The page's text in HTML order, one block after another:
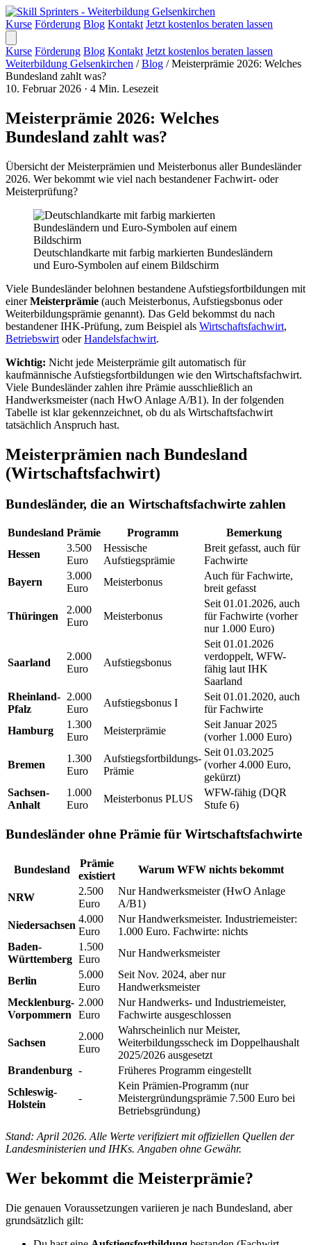
Kurse Förderung Blog Kontakt Jetzt kostenlos beraten lassen
Kurse Förderung Blog Kontakt Jetzt kostenlos beraten lassen
Weiterbildung Gelsenkirchen / Blog / Meisterprämie 2026: Welches
Bundesland zahlt was?
10. Februar 2026 · 4 Min. Lesezeit
Meisterprämie 2026: Welches
Bundesland zahlt was?
Übersicht der Meisterprämien und Meisterbonus aller Bundesländer
2026. Wer bekommt wie viel nach bestandener Fachwirt- oder
Meisterprüfung?
Deutschlandkarte mit farbig markierten Bundesländern
und Euro-Symbolen auf einem Bildschirm
Viele Bundesländer belohnen bestandene Aufstiegsfortbildungen mit
einerMeisterprämie (auch Meisterbonus, Aufstiegsbonus oder
Weiterbildungsprämie genannt). Das Geld bekommst du nach
bestandener IHK-Prüfung, zum Beispiel als Wirtschaftsfachwirt,
Betriebswirt oderHandelsfachwirt.
Wichtig: Nicht jede Meisterprämie gilt automatisch für
kaufmännische Aufstiegsfortbildungen wie den Wirtschaftsfachwirt.
Viele Bundesländer zahlen ihre Prämie ausschließlich an
Handwerksmeister (nach HwO Anlage A/B1). In der folgenden
Tabelle ist klar gekennzeichnet, ob du als Wirtschaftsfachwirt
tatsächlich Anspruch hast.
Meisterprämien nach Bundesland
(Wirtschaftsfachwirt)
Bundesländer, die an Wirtschaftsfachwirte zahlen
Bundesland Prämie Programm
Bemerkung
Hessen
3.500
Euro
Hessische
Aufstiegsprämie
Breit gefasst, auch für
Fachwirte
Bayern
3.000
Euro
Meisterbonus
Auch für Fachwirte,
breit gefasst
Thüringen
2.000
Euro
Meisterbonus
Seit 01.01.2026, auch
für Fachwirte (vorher
nur 1.000 Euro)
Saarland
2.000
Euro
Aufstiegsbonus
Seit 01.01.2026
verdoppelt, WFW-
fähig laut IHK
Saarland
Rheinland-
Pfalz
2.000
Euro
Aufstiegsbonus I
Seit 01.01.2020, auch
für Fachwirte
Hamburg
1.300
Euro
Meisterprämie
Seit Januar 2025
(vorher 1.000 Euro)
Bremen
1.300
Euro
Aufstiegsfortbildungs-
Prämie
Seit 01.03.2025
(vorher 4.000 Euro,
gekürzt)
Sachsen-
Anhalt
1.000
Euro
Meisterbonus PLUS
WFW-fähig (DQR
Stufe 6)
Bundesländer ohne Prämie für Wirtschaftsfachwirte
Bundesland
Prämie
existiert
Warum WFW nichts bekommt
NRW
2.500
Euro
Nur Handwerksmeister (HwO Anlage
A/B1)
Niedersachsen
4.000
Euro
Nur Handwerksmeister. Industriemeister:
1.000 Euro. Fachwirte: nichts
Baden-
Württemberg
1.500
Euro
Nur Handwerksmeister
Berlin
5.000
Euro
Seit Nov. 2024, aber nur
Handwerksmeister
Mecklenburg-
Vorpommern
2.000
Euro
Nur Handwerks- und Industriemeister,
Fachwirte ausgeschlossen
Sachsen
2.000
Euro
Wahrscheinlich nur Meister,
Weiterbildungsscheck im Doppelhaushalt
2025/2026 ausgesetzt
Brandenburg -
Früheres Programm eingestellt
Schleswig-
Holstein
-
Kein Prämien-Programm (nur
Meistergründungsprämie 7.500 Euro bei
Betriebsgründung)
Stand: April 2026. Alle Werte verifiziert mit offiziellen Quellen der
Landesministerien und IHKs. Angaben ohne Gewähr.
Wer bekommt die Meisterprämie?
Die genauen Voraussetzungen variieren je nach Bundesland, aber
grundsätzlich gilt: